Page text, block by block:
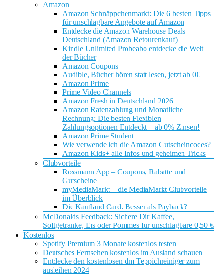
Amazon
Amazon Schnäppchenmarkt: Die 6 besten Tipps
für unschlagbare Angebote auf Amazon
Entdecke die Amazon Warehouse Deals
Deutschland (Amazon Retourenkauf)
Kindle Unlimited Probeabo entdecke die Welt
der Bücher
Amazon Coupons
Audible, Bücher hören statt lesen, jetzt ab 0€
Amazon Prime
Prime Video Channels
Amazon Fresh in Deutschland 2026
Amazon Ratenzahlung und Monatliche
Rechnung: Die besten Flexiblen
Zahlungsoptionen Entdeckt – ab 0% Zinsen!
Amazon Prime Student
Wie verwende ich die Amazon Gutscheincodes?
Amazon Kids+ alle Infos und geheimen Tricks
Clubvorteile
Rossmann App – Coupons, Rabatte und
Gutscheine
myMediaMarkt – die MediaMarkt Clubvorteile
im Überblick
Die Kaufland Card: Besser als Payback?
McDonalds Feedback: Sichere Dir Kaffee,
Softgetränke, Eis oder Pommes für unschlagbare 0,50 €
Kostenlos
Spotify Premium 3 Monate kostenlos testen
Deutsches Fernsehen kostenlos im Ausland schauen
Entdecke den kostenlosen dm Teppichreiniger zum
ausleihen 2024